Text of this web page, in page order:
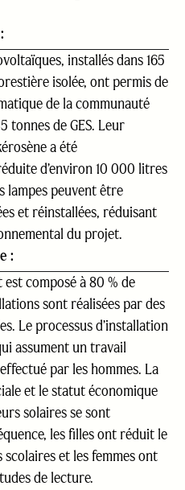
installés dans 165
isolée, ont permis de
de la communauté
tonnes de GES. Leur
a été
d’environ 10 000 litres
lampes peuvent être
et réinstallées, réduisant
du projet.
:
composé à 80 % de
sont réalisées par des
Le processus d’installation
assument un travail
par les hommes. La
et le statut économique
solaires se sont
les filles ont réduit le
scolaires et les femmes ont
de lecture.